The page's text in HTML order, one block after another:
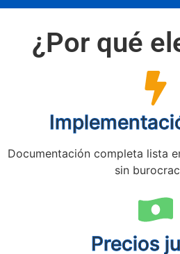
¿Por qué
Documentación completa lista
sin
Precios